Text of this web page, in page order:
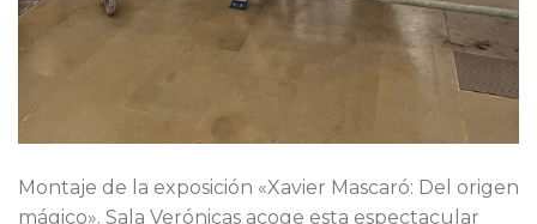
Montaje de la exposición «Xavier Mascaró: Del origen
mágico». Sala Verónicas acoge esta espectacular